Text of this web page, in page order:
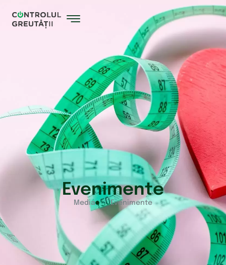
Evenimente
Media Evenimente